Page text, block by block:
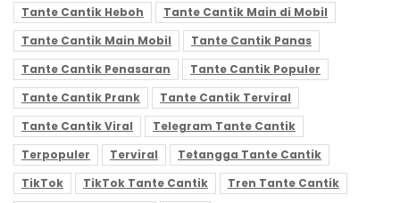
Tante Cantik Heboh
Tante Cantik Main di Mobil
Tante Cantik Main Mobil
Tante Cantik Panas
Tante Cantik Penasaran
Tante Cantik Populer
Tante Cantik Prank
Tante Cantik Terviral
Tante Cantik Viral
Telegram Tante Cantik
Terpopuler
Terviral
Tetangga Tante Cantik
TikTok
TikTok Tante Cantik
Tren Tante Cantik